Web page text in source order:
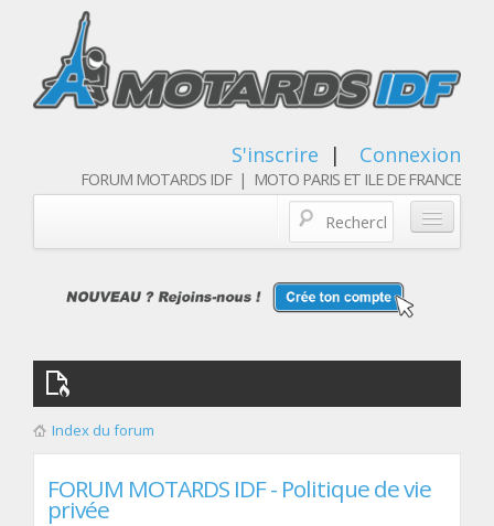
S'inscrire | Connexion
FORUM MOTARDS IDF | MOTO PARIS ET ILE DE FRANCE
Qui sommes nous
Les membres
Index du forum
FORUM MOTARDS IDF - Politique de vie
privée